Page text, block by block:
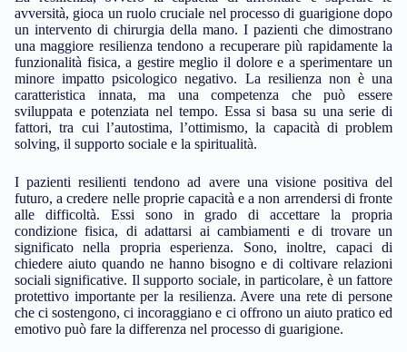
avversità, gioca un ruolo cruciale nel processo di guarigione dopo
un intervento di chirurgia della mano. I pazienti che dimostrano
una maggiore resilienza tendono a recuperare più rapidamente la
funzionalità fisica, a gestire meglio il dolore e a sperimentare un
minore impatto psicologico negativo. La resilienza non è una
caratteristica innata, ma una competenza che può essere
sviluppata e potenziata nel tempo. Essa si basa su una serie di
fattori, tra cui l’autostima, l’ottimismo, la capacità di problem
solving, il supporto sociale e la spiritualità.
I pazienti resilienti tendono ad avere una visione positiva del
futuro, a credere nelle proprie capacità e a non arrendersi di fronte
alle difficoltà. Essi sono in grado di accettare la propria
condizione fisica, di adattarsi ai cambiamenti e di trovare un
significato nella propria esperienza. Sono, inoltre, capaci di
chiedere aiuto quando ne hanno bisogno e di coltivare relazioni
sociali significative. Il supporto sociale, in particolare, è un fattore
protettivo importante per la resilienza. Avere una rete di persone
che ci sostengono, ci incoraggiano e ci offrono un aiuto pratico ed
emotivo può fare la differenza nel processo di guarigione.